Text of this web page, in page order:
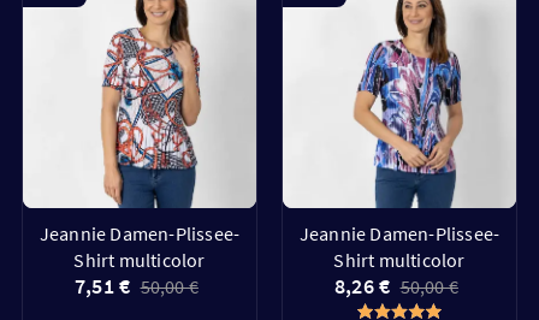
Jeannie Damen-Plissee-
Shirt multicolor
7,51 € 50,00 €
Jeannie Damen-Plissee-
Shirt multicolor
8,26 € 50,00 €